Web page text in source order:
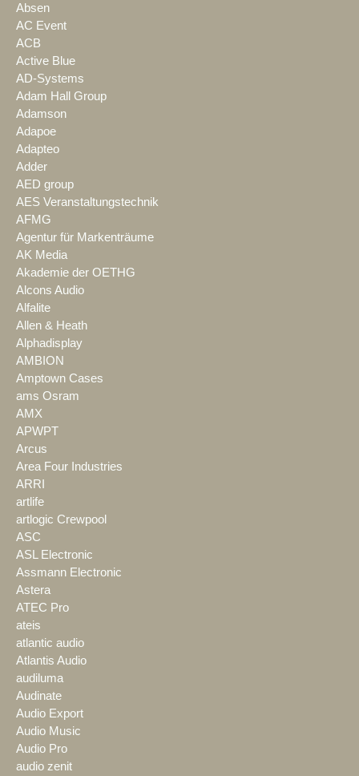
Absen
AC Event
ACB
Active Blue
AD-Systems
Adam Hall Group
Adamson
Adapoe
Adapteo
Adder
AED group
AES Veranstaltungstechnik
AFMG
Agentur für Markenträume
AK Media
Akademie der OETHG
Alcons Audio
Alfalite
Allen & Heath
Alphadisplay
AMBION
Amptown Cases
ams Osram
AMX
APWPT
Arcus
Area Four Industries
ARRI
artlife
artlogic Crewpool
ASC
ASL Electronic
Assmann Electronic
Astera
ATEC Pro
ateis
atlantic audio
Atlantis Audio
audiluma
Audinate
Audio Export
Audio Music
Audio Pro
audio zenit